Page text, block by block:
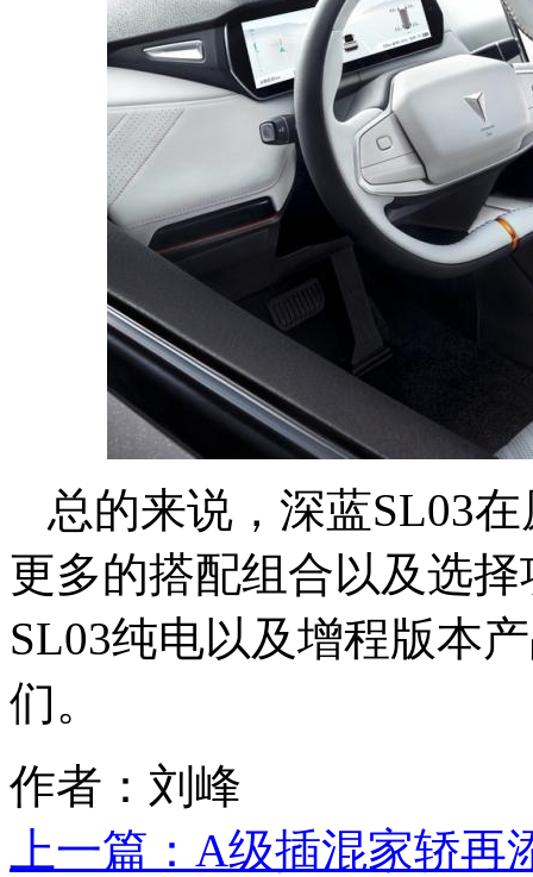
总的来说，深蓝SL03
更多的搭配组合以及选
SL03纯电以及增程版本
们。
作者：刘峰
上一篇： A级插混家轿再